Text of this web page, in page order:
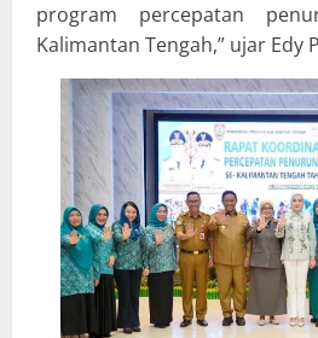
program percepatan
Kalimantan Tengah,” ujar Edy